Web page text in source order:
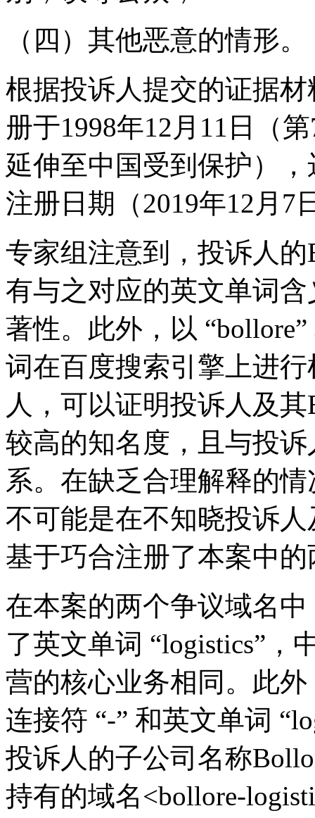
（四）其他恶意的情形。
根据投诉人提交的证据
册于1998年12月11日（
延伸至中国受到保护）
注册日期（2019年12月7
专家组注意到，投诉人
有与之对应的英文单词
著性。此外，以
词在百度搜索引擎上进
人，可以证明投诉人及
较高的知名度，且与投
系。在缺乏合理解释的
不可能是在不知晓投诉
基于巧合注册了本案中
在本案的两个争议域名中
了英文单词 “logistics”，
营的核心业务相同。此外
连接符 “-” 和英文单词
投诉人的子公司名称
持有的域名<bollore-